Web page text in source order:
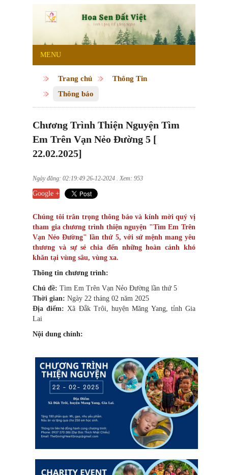
MENU
Trang chủ
Thông Tin
Thông báo
Chương Trình Thiện Nguyện Tìm
Em Trên Vạn Nẻo Đường 5 [
22.02.2025]
Ngày đăng: 02:19:49 26-12-2024 . Xem: 953
Google +
Chúng tôi trân trọng thông báo và kính mời quý vị
tham gia chương trình thiện nguyện "Tìm Em Trên
Vạn Nẻo Đường" lần thứ 5, với sứ mệnh mang yêu
thương và sự sẻ chia đến những hoàn cảnh khó
khăn tại vùng sâu, vùng xa.
Thông tin chương trình:
Chủ đề: Tìm Em Trên Vạn Nẻo Đường lần thứ 5
Thời gian: Ngày 22 tháng 02 năm 2025
Địa điểm: Xã Đắk Trôi, huyện Măng Yang, tỉnh Gia
Lai
Nội dung chính: